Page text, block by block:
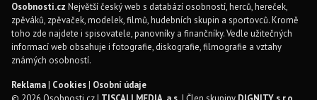
Osobnosti.cz Největší český web s databází osobností, herců, hereček,
zpěváků, zpěvaček, modelek, filmů, hudebních skupin a sportovců. Kromě
toho zde najdete i spisovatele, panovníky a finančníky. Vedle užitečných
informací web obsahuje i fotografie, diskografie, filmografie a vztahy
známých osobností.
Reklama| Cookies| Osobní údaje